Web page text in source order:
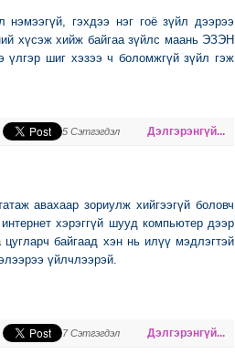
гэхдээ нэг гоё зүйл дээрээ
хүсэж хийж байгаа зүйлс маань ЭЗЭН
үлгэр шиг хэзээ ч боломжгүй зүйл гэж
Дэлгэрэнгүй...
5 Сэтгэгдэл
авахаар зориулж хийгээгүй боловч
хэрэггүй шууд компьютер дээр
байгаад хэн нь илүү мэдлэгтэй
үйлчлээрэй.
Дэлгэрэнгүй...
7 Сэтгэгдэл